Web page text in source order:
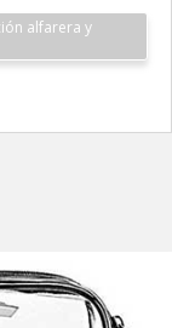
alfarera y